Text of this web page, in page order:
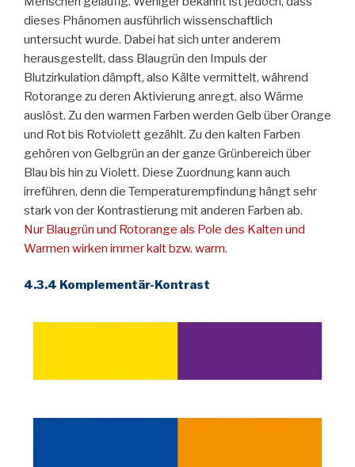
dieses Phänomen ausführlich wissenschaftlich
untersucht wurde. Dabei hat sich unter anderem
herausgestellt, dass Blaugrün den Impuls der
Blutzirkulation dämpft, also Kälte vermittelt, während
Rotorange zu deren Aktivierung anregt, also Wärme
auslöst. Zu den warmen Farben werden Gelb über Orange
und Rot bis Rotviolett gezählt. Zu den kalten Farben
gehören von Gelbgrün an der ganze Grünbereich über
Blau bis hin zu Violett. Diese Zuordnung kann auch
irreführen, denn die Temperaturempfindung hängt sehr
stark von der Kontrastierung mit anderen Farben ab.
Nur Blaugrün und Rotorange als Pole des Kalten und
Warmen wirken immer kalt bzw. warm.
4.3.4 Komplementär-Kontrast